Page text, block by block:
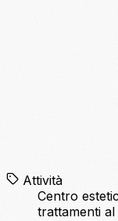
Attività
Centro
trattamenti al